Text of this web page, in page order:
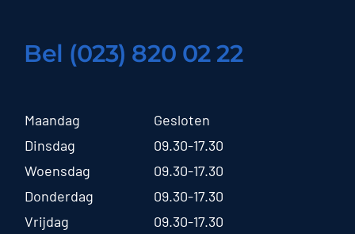
Bel (023) 820 02 22
Maandag
Gesloten
Dinsdag
09.30-17.30
Woensdag
09.30-17.30
Donderdag
09.30-17.30
Vrijdag
09.30-17.30